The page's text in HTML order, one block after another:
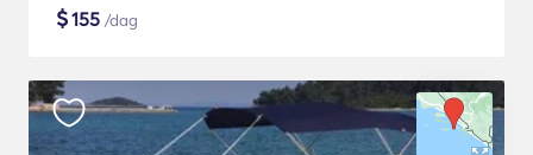
$155 /dag